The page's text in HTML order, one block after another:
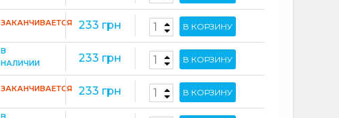
ЗАКАНЧИВАЕТСЯ 233 грн В КОРЗИНУ
В
НАЛИЧИИ
233 грн В КОРЗИНУ
ЗАКАНЧИВАЕТСЯ 233 грн В КОРЗИНУ